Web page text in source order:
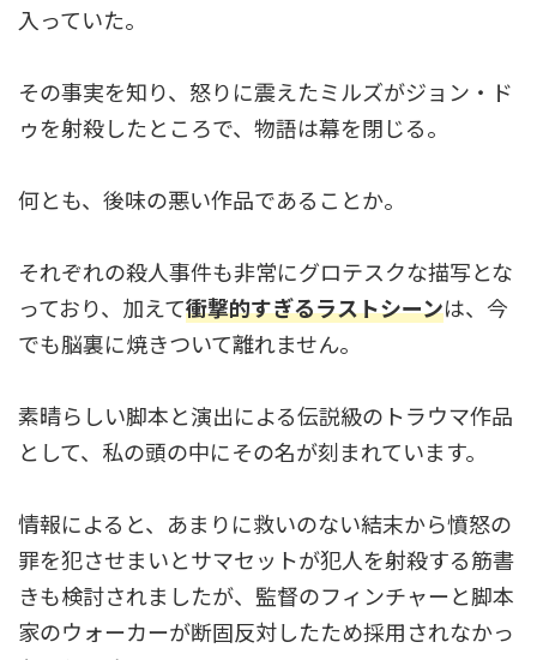
入っていた。
その事実を知り、怒りに震えたミルズがジョン・ド
ゥを射殺したところで、物語は幕を閉じる。
何とも、後味の悪い作品であることか。
それぞれの殺人事件も非常にグロテスクな描写とな
っており、加えて衝撃的すぎるラストシーンは、今
でも脳裏に焼きついて離れません。
素晴らしい脚本と演出による伝説級のトラウマ作品
として、私の頭の中にその名が刻まれています。
情報によると、あまりに救いのない結末から憤怒の
罪を犯させまいとサマセットが犯人を射殺する筋書
きも検討されましたが、監督のフィンチャーと脚本
家のウォーカーが断固反対したため採用されなかっ